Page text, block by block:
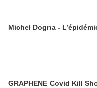
Michel Dogna -
GRAPHENE Covid Kill